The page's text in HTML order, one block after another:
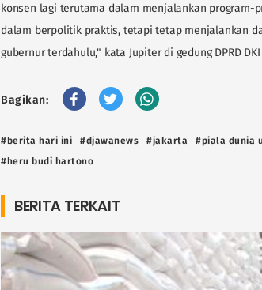
konsen lagi terutama dalam menjalankan program-
dalam berpolitik praktis, tetapi tetap menjalankan
gubernur terdahulu," kata Jupiter di gedung DPRD DKI
Bagikan:
#berita hari ini #djawanews #jakarta #piala dunia
#heru budi hartono
BERITA TERKAIT